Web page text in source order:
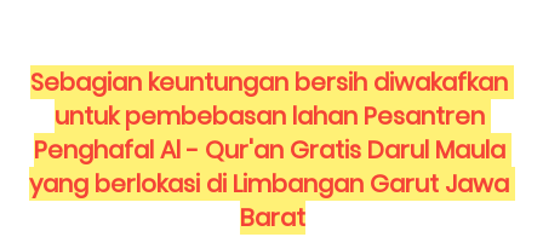
Sebagian keuntungan bersih diwakafkan
untuk pembebasan lahan Pesantren
Penghafal Al - Qur'an Gratis Darul Maula
yang berlokasi di Limbangan Garut Jawa
Barat